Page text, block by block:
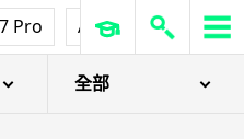
Pro AirPods Pro 3
全部